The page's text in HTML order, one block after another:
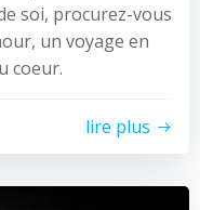
soi, procurez-vous
un voyage en
coeur.
lire plus